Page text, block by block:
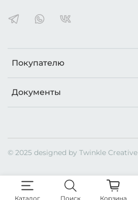
Покупателю
Документы
© 2025 designed by Twinkle Creative
Каталог Поиск Корзина